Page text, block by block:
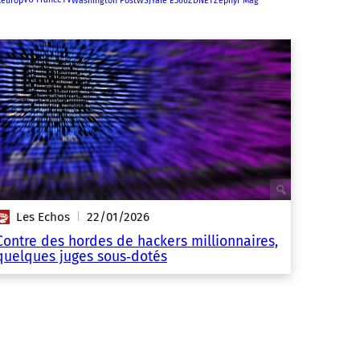
Les Echos 22/01/2026
des hordes de hackers millionnaires,
juges sous‑dotés